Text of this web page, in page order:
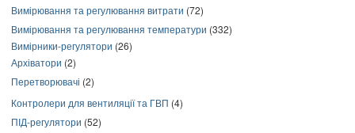
Вимірювання та регулювання витрати (72)
Вимірювання та регулювання температури (332)
Вимірники-регулятори (26)
Архіватори (2)
Перетворювачі (2)
Контролери для вентиляції та ГВП (4)
ПІД-регулятори (52)